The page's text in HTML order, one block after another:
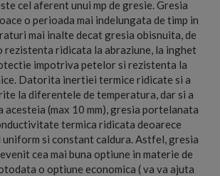
cel aferent unui mp de gresie. Gresia
o perioada mai indelungata de timp in
mai inalte decat gresia obisnuita, de
rezistenta ridicata la abraziune, la inghet
impotriva petelor si rezistenta la
Datorita inertiei termice ridicate si a
la diferentele de temperatura, dar si a
acesteia (max 10 mm), gresia portelanata
termica ridicata deoarece
si constant caldura. Astfel, gresia
cea mai buna optiune in materie de
o optiune economica ( va va ajuta